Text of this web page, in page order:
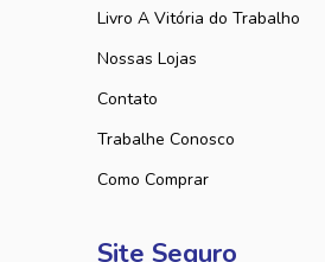
Livro A Vitória do Trabalho
Nossas Lojas
Contato
Trabalhe Conosco
Como Comprar
Site Seguro